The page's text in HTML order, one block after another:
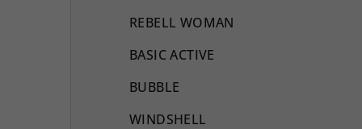
REBELL WOMAN
BASIC ACTIVE
BUBBLE
WINDSHELL